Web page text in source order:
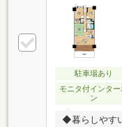
駐車場あり
モニタ付インター
ン
◆暮らしやす